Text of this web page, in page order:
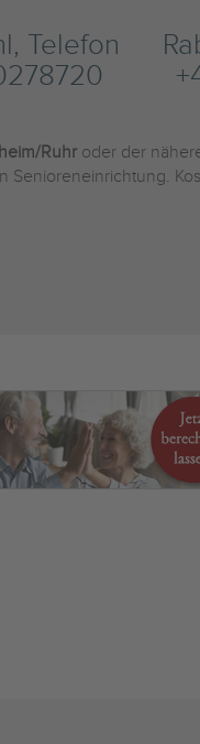
Telefon
Ruhr oder der